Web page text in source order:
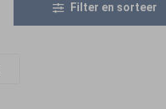
Filter en sorteer